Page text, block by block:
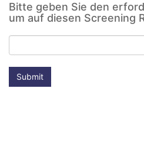
Bitte geben Sie den
um auf diesen Screening
Submit